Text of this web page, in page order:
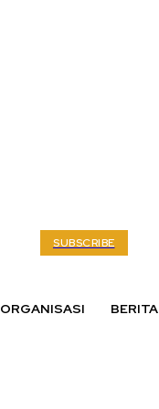
SUBSCRIBE
ORGANISASI BERITA